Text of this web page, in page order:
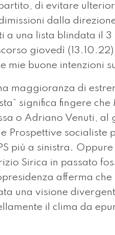
di evitare
dalla
a una lista blindata il 3
giovedì
mie buone intenzioni
maggioranza di
significa fingere
o Adriano Venuti, al
Prospettive socialiste
più a sinistra.
Sirica in passato
afferma che
una visione
il clima da